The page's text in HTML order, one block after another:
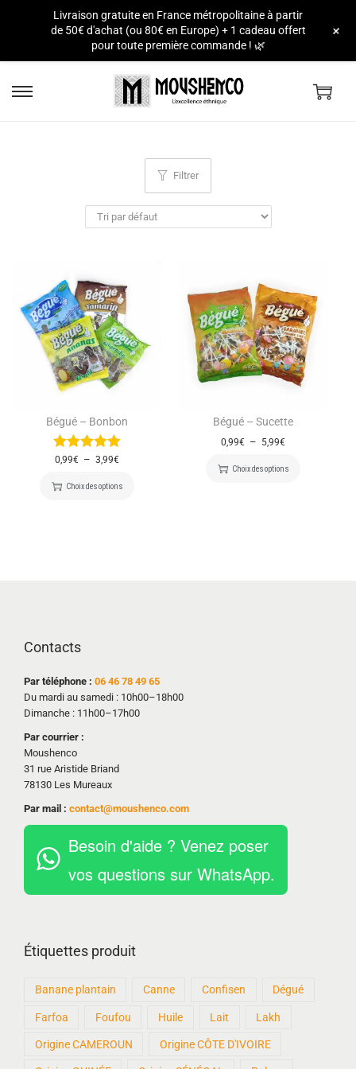
Filtrer
Bégué – Bonbon
0,99€ – 3,99€
Choix des options
Bégué – Sucette
0,99€ – 5,99€
Choix des options
Contacts
Par téléphone : 06 46 78 49 65
Du mardi au samedi : 10h00–18h00
Dimanche : 11h00–17h00
Par courrier :
Moushenco
31 rue Aristide Briand
78130 Les Mureaux
Par mail : contact@moushenco.com
Besoin d'aide ? Venez poser
vos questions sur WhatsApp.
Étiquettes produit
Banane plantain Canne Confisen Dégué
Farfoa Foufou Huile Lait Lakh
Origine CAMEROUN Origine CÔTE D'IVOIRE
Livraison gratuite en France métropolitaine à partir
de 50€ d'achat (ou 80€ en Europe) + 1 cadeau offert
pour toute première commande ! 🌿
+